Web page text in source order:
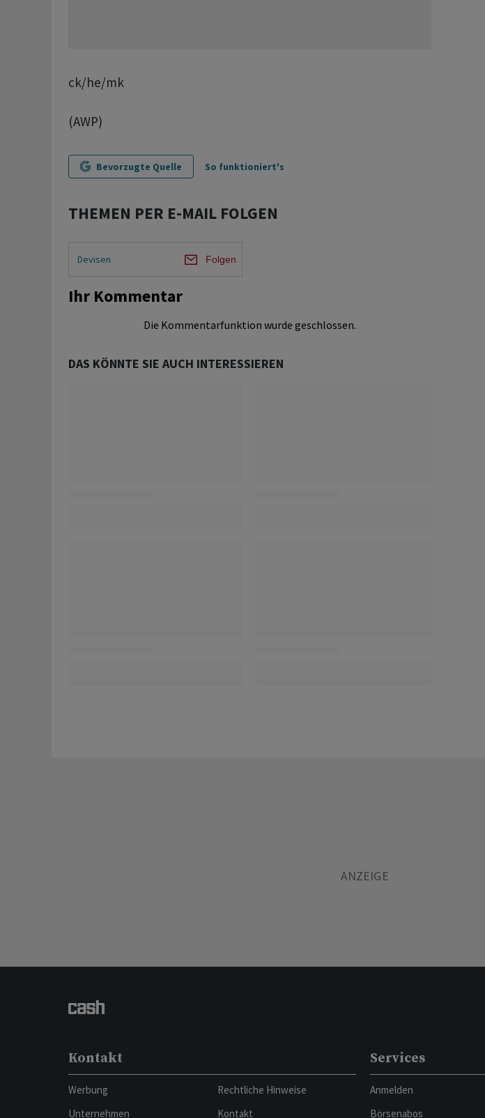
ck/he/mk
(AWP)
Bevorzugte Quelle So funktioniert's
THEMEN PER E-MAIL FOLGEN
Devisen Folgen
Ihr Kommentar
Die Kommentarfunktion wurde geschlossen.
DAS KÖNNTE SIE AUCH INTERESSIEREN
Kontakt
Werbung
Unternehmen
Rechtliche Hinweise
Kontakt
Services
Anmelden
Börsenabos